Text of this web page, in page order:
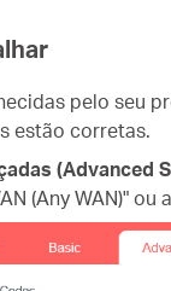
pelo seu
estão corretas.
(Advanced
(Any WAN)"